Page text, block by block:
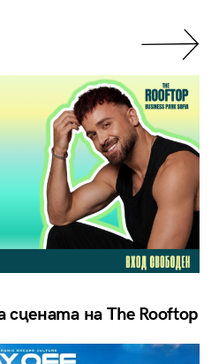
сцената на The Rooftop